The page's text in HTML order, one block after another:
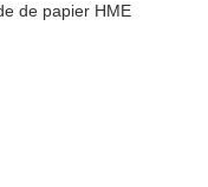
de papier HME